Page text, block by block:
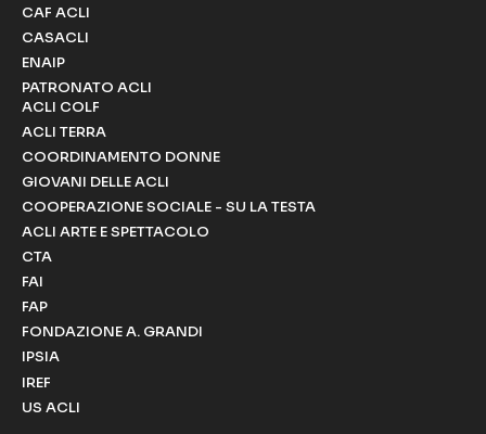
CAF ACLI
CASACLI
ENAIP
PATRONATO ACLI
ACLI COLF
ACLI TERRA
COORDINAMENTO DONNE
GIOVANI DELLE ACLI
COOPERAZIONE SOCIALE - SU LA TESTA
ACLI ARTE E SPETTACOLO
CTA
FAI
FAP
FONDAZIONE A. GRANDI
IPSIA
IREF
US ACLI